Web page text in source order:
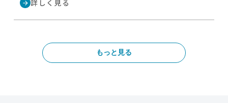
arrow_forward 詳しく見る
もっと見る